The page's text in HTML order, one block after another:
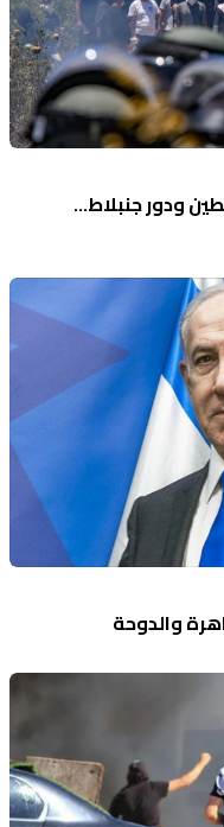
ودور جنبلاط...
والدوحة